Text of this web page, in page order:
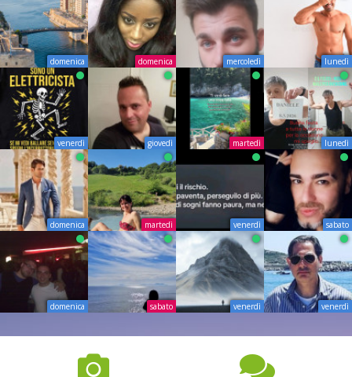
domenica domenica mercoledì lunedì
venerdì giovedì martedì lunedì
domenica martedì venerdì sabato
domenica sabato venerdì venerdì